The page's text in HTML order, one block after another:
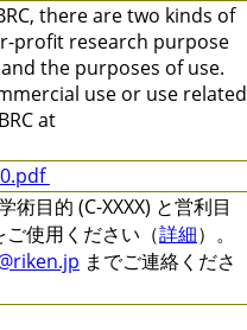
there are two kinds of
profit research purpose
the purposes of use.
use or use related
at
目的 (C-XXXX) と営利目
ご使用ください（詳細）。
までご連絡くださ